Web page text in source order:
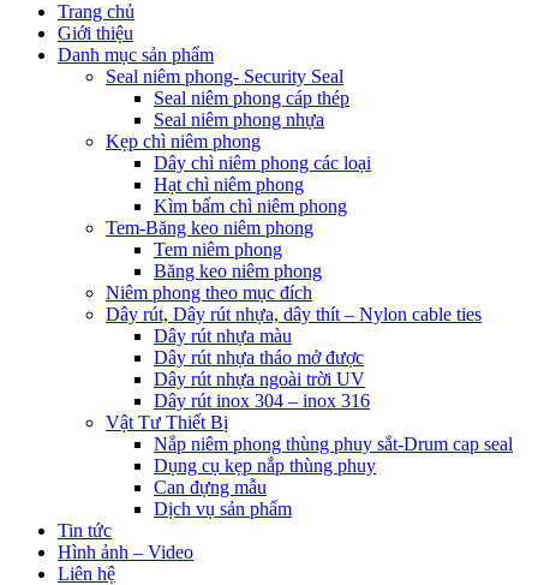
Trang chủ
Giới thiệu
Danh mục sản phẩm
Seal niêm phong- Security Seal
Seal niêm phong cáp thép
Seal niêm phong nhựa
Kẹp chì niêm phong
Dây chì niêm phong các loại
Hạt chì niêm phong
Kìm bấm chì niêm phong
Tem-Băng keo niêm phong
Tem niêm phong
Băng keo niêm phong
Niêm phong theo mục đích
Dây rút, Dây rút nhựa, dây thít – Nylon cable ties
Dây rút nhựa màu
Dây rút nhựa tháo mở được
Dây rút nhựa ngoài trời UV
Dây rút inox 304 – inox 316
Vật Tư Thiết Bị
Nắp niêm phong thùng phuy sắt-Drum cap seal
Dụng cụ kẹp nắp thùng phuy
Can đựng mẫu
Dịch vụ sản phẩm
Tin tức
Hình ảnh – Video
Liên hệ